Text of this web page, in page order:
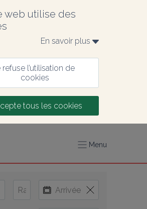
web utilise des
En savoir plus
refuse l’utilisation de
cookies
tous les cookies
Menu